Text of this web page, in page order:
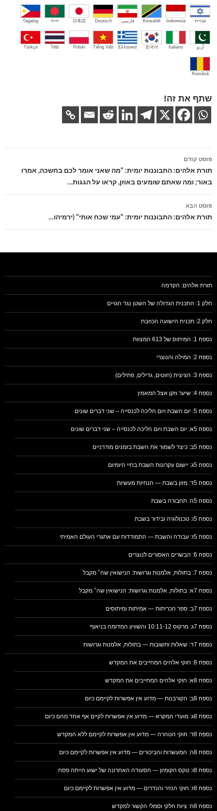
עברית Indonesia
Kiswahili فارسی Deutsch
日本語
বাংলা
Tagalog
اُردو Italiano
한국어
Ελληνικά
Tiếng Việt
Polski
ไทย
Türkçe
Română
שתף את זה!
ניווט
בפוסטים
פוסט קודם
תורת אלהים: התבוננות יומית: "מה שאני אומר לכם בחשכה, אמרו
באור; ומה שאתם שומעים באוזן, קראו על הגגות…
פוסט הבא
תורת אלהים: התבוננות יומית: "עמי שכח אותי" (ירמיהו…
תורת אלהים: הקדמה
חלק 1: התכנית הגדולה של השטן נגד הגויים
חלק 2: תכנית הישועה הכוזבת
נספח 1: המיתוס של 613 המצוות
נספח 2: המילה והנוצרי
נספח 3: הציצית (חוטים, גדילים, פתילים)
נספח 4: שיער וזקן אצל המאמין
נספח 5: יום השבת ויום הליכה לכנסייה – שני דברים שונים
נספח 5א: יום השבת ויום הליכה לכנסייה – שני דברים שונים
נספח 5ב: כיצד לשמור את השבת בזמנים מודרניים
נספח 5ג: יישום עקרונות השבת בחיי היומיום
נספח 5ד: מזון בשבת — הנחיות מעשיות
נספח 5ה: תחבורה בשבת
נספח 5ו: טכנולוגיה ובידור בשבת
נספח 5ז: עבודה והשבת — התמודדות עם אתגרי העולם האמיתי
נספח 6: הבשרים האסורים לנוצרים
נספח 7: בתולות, אלמנות וגרושות: הנישואין שה׳ מקבל
נספח 7א: בתולות, אלמנות וגרושות: הנישואין שה׳ מקבל
נספח 7ב: ספר הכריתות — אמיתות ומיתוסים
נספח 7ג: מרקוס 10:11-12 והשוויון המדומה בניאוף
נספח 7ד: שאלות ותשובות — בתולות, אלמנות וגרושות
נספח 8: חוקי אלהים המחייבים את המקדש
נספח 8א: חוקי אלהים המחייבים את המקדש
נספח 8ב: הקורבנות — מדוע אין אפשרות לקיימם כיום
נספח 8ג: מועדי המקרא — מדוע אין אפשרות לקיים אף אחד מהם כיום
נספח 8ד: חוקי הטהרה — מדוע אין אפשרות לקיימם ללא המקדש
נספח 8ה: המעשרות והביכורים — מדוע אין אפשרות לקיימם כיום
נספח 8ו: טקס הקומיון — הסעודה האחרונה של ישוע הייתה פסח
נספח 8ז: חוקי הנזיר והנדרים — מדוע אין אפשרות לקיימם כיום
נספח 8ח: ציות חלקי וסמלי הקשור למקדש